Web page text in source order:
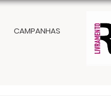
CAMPANHAS